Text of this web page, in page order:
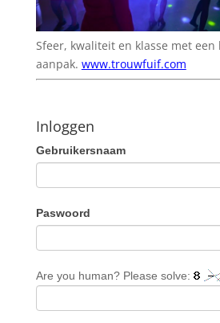
Sfeer, kwaliteit en klasse met een
aanpak. www.trouwfuif.com
Inloggen
Gebruikersnaam
Paswoord
Are you human? Please solve: